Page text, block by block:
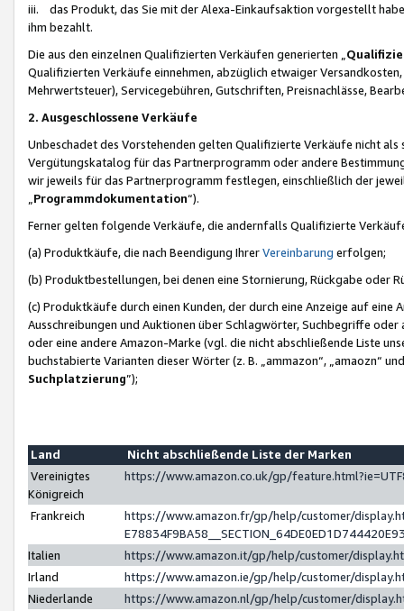
iii. das Produkt, das Sie mit der Alexa-Einkaufsaktion vorgestellt
ihm bezahlt.
Die aus den einzelnen Qualifizierten Verkäufen generierten „
Qualifizierten Verkäufe einnehmen, abzüglich etwaiger
Mehrwertsteuer), Servicegebühren, Gutschriften, Preisnachlässe,
2. Ausgeschlossene Verkäufe
Unbeschadet des Vorstehenden gelten Qualifizierte Verkäufe nicht
Vergütungskatalog für das Partnerprogramm oder andere
wir jeweils für das Partnerprogramm festlegen, einschließlich der
Programmdokumentation“).
Ferner gelten folgende Verkäufe, die andernfalls Qualifizierte
(a) Produktkäufe, die nach Beendigung IhrerVereinbarung erfolgen;
(b) Produktbestellungen, bei denen eine Stornierung, Rückgabe oder
(c) Produktkäufe durch einen Kunden, der durch eine Anzeige auf
Ausschreibungen und Auktionen über Schlagwörter, Suchbegriffe
oder eine andere Amazon-Marke (vgl. die nicht abschließende Liste
buchstabierte Varianten dieser Wörter (z. B. „ammazon“, „amaozn“
Suchplatzierung”);
Land
Nicht abschließende Liste der Marken
Vereinigtes
Königreich
https://www.amazon.co.uk/gp/
Frankreich
https://www.amazon.fr/gp/help/customer/
Italien
https://www.amazon.it/gp/help/customer/
Irland
https://www.amazon.ie/gp/help/customer/
Niederlande
https://www.amazon.nl/gp/help/customer/